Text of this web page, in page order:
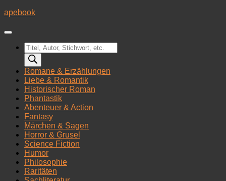
Zum
springen
apebook
Products
search
Romane & Erzählungen
Liebe & Romantik
Historischer Roman
Phantastik
Abenteuer & Action
Fantasy
Märchen & Sagen
Horror & Grusel
Science Fiction
Humor
Philosophie
Raritäten